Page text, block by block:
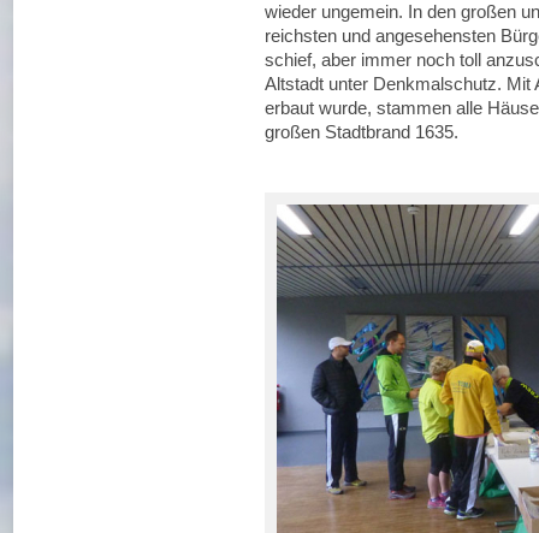
wieder ungemein. In den großen
reichsten und angesehensten
schief, aber immer noch toll
Altstadt unter Denkmalschutz.
erbaut wurde, stammen alle
großen Stadtbrand 1635.